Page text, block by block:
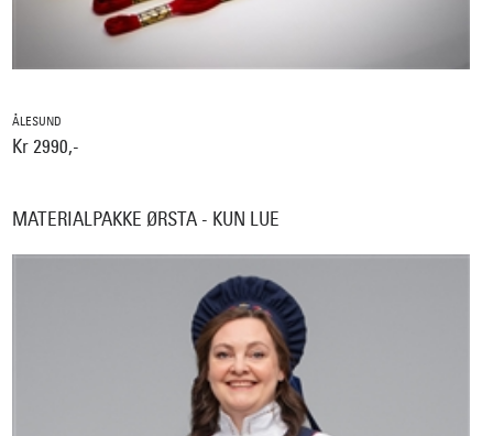
ÅLESUND
Kr 2990,-
MATERIALPAKKE ØRSTA - KUN LUE